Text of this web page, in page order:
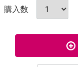
購入数